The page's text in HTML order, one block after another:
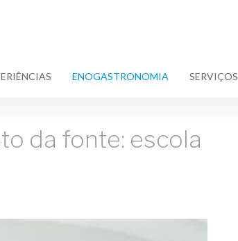
ENOGASTRONOMIA SERVIÇOS
da fonte: escola